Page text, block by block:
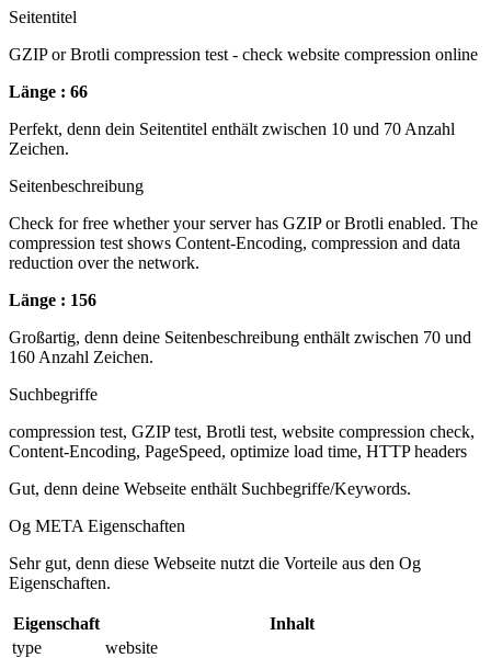
Seitentitel
GZIP or Brotli compression test - check website compression online
Länge : 66
Perfekt, denn dein Seitentitel enthält zwischen 10 und 70 Anzahl
Zeichen.
Seitenbeschreibung
Check for free whether your server has GZIP or Brotli enabled. The
compression test shows Content-Encoding, compression and data
reduction over the network.
Länge : 156
Großartig, denn deine Seitenbeschreibung enthält zwischen 70 und
160 Anzahl Zeichen.
Suchbegriffe
compression test, GZIP test, Brotli test, website compression check,
Content-Encoding, PageSpeed, optimize load time, HTTP headers
Gut, denn deine Webseite enthält Suchbegriffe/Keywords.
Og META Eigenschaften
Sehr gut, denn diese Webseite nutzt die Vorteile aus den Og
Eigenschaften.
Eigenschaft
Inhalt
type
website